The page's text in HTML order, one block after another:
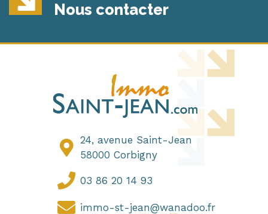
Nous contacter
24, avenue Saint-Jean
58000 Corbigny
03 86 20 14 93
immo-st-jean@wanadoo.fr